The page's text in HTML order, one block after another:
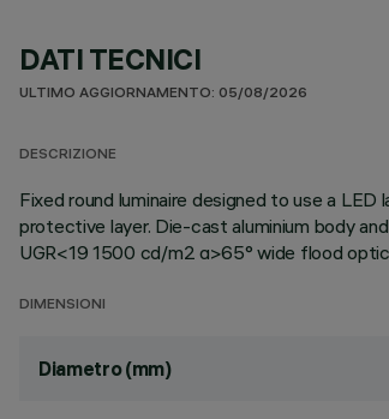
DATI TECNICI
ULTIMO AGGIORNAMENTO: 05/08/2026
DESCRIZIONE
Fixed round luminaire designed to use a
protective layer. Die-cast aluminium body
UGR<19 1500 cd/m2 α>65° wide flood
DIMENSIONI
Diametro (mm)